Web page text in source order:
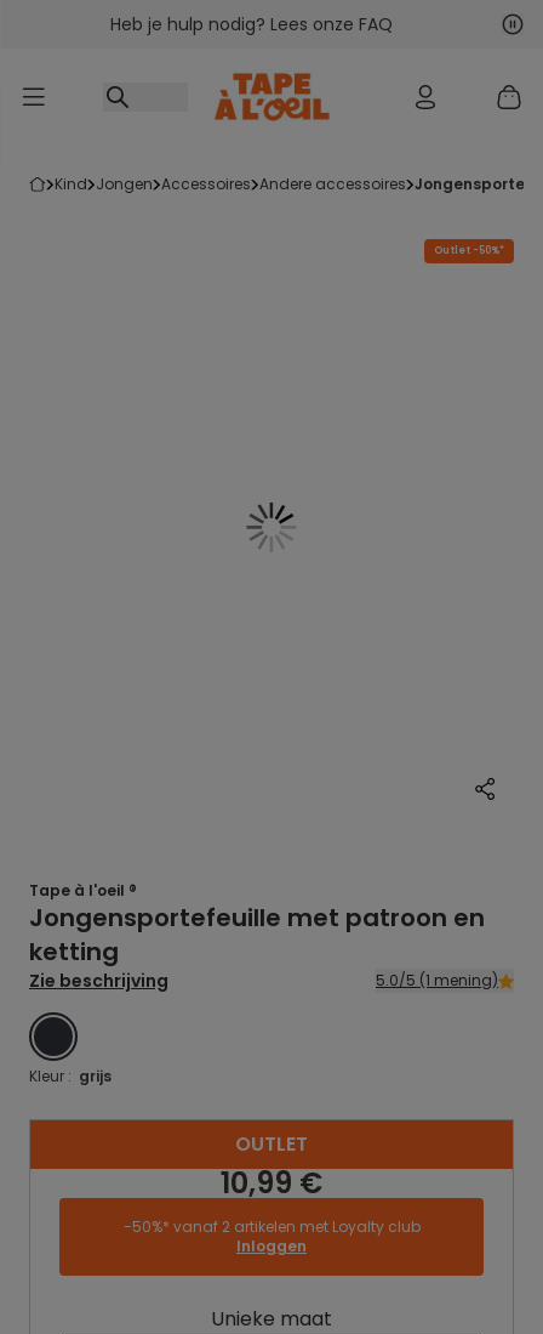
Ga naar inhoudHeb je hulp nodig? Lees onze FAQ
kind jongen accessoires andere accessoires
Outlet -50%*
Tape à l'oeil ®
Jongensportefeuille met patroon en
ketting
Zie beschrijving 5.0/5 (1 mening)
GRIJS
Kleur : grijs
OUTLET
10,99 €
-50%* vanaf 2 artikelen met Loyalty club
Inloggen
Unieke maat